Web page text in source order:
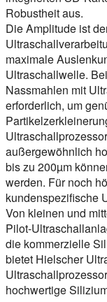
Robustheit aus.
Die Amplitude ist
maximale
Ultraschallwelle.
Nassmahlen mit
erforderlich, um
außergewöhnlich
bis zu 200µm
werden. Für noch
kundenspezifische
Von kleinen und
Pilot-
die kommerzielle
bietet Hielscher
hochwertige